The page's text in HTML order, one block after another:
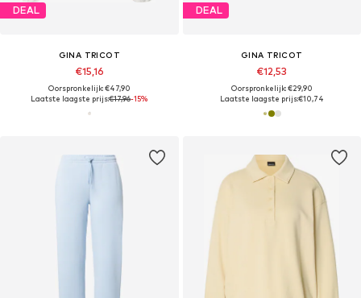
DEAL
GINA TRICOT
€15,16
Oorspronkelijk: €47,90
Laatste laagste prijs:€17,96-15%
DEAL
GINA TRICOT
€12,53
Oorspronkelijk: €29,90
Laatste laagste prijs:€10,74